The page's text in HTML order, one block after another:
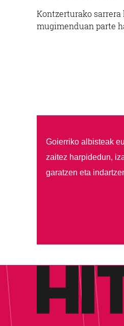
Kontzerturako
mugimenduan parte
Goierriko albisteak
zaitez harpidedun,
garatzen eta